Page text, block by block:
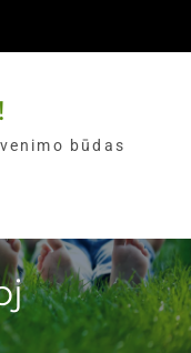
būdas